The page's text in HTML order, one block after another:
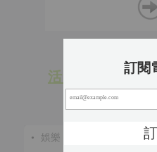
活 動
• 娛樂 •
訂閱